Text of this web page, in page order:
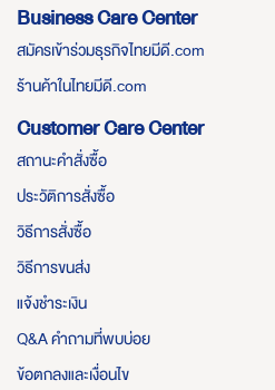
Business Care Center
สมัครเข้าร่วมธุรกิจไทยมีดี.com
ร้านค้าในไทยมีดี.com
Customer Care Center
สถานะคำสั่งซื้อ
ประวัติการสั่งซื้อ
วิธีการสั่งซื้อ
วิธีการขนส่ง
แจ้งชำระเงิน
Q&A คำถามที่พบบ่อย
ข้อตกลงและเงื่อนไข